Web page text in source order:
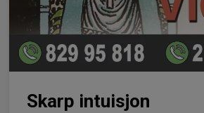
Skarp intuisjon